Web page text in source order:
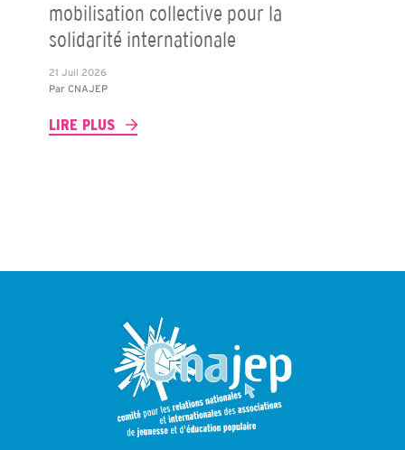
mobilisation collective pour la
solidarité internationale
21 Juil 2026
Par CNAJEP
LIRE PLUS